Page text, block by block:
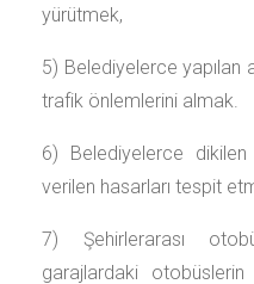
yürütmek,
5) Belediyelerce yapılan
trafik önlemlerini almak.
6) Belediyelerce
verilen hasarları tespit
7) Şehirlerarası
garajlardaki